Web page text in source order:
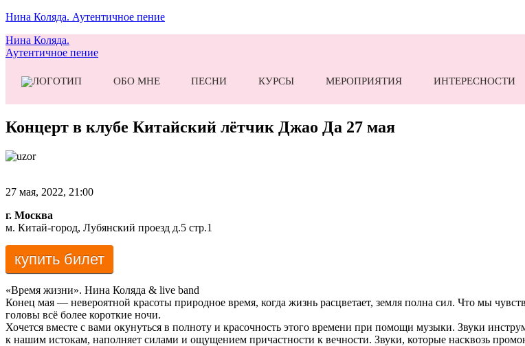
Нина Коляда. Аутентичное пение
Нина Коляда.
Аутентичное пение
ОБО МНЕ ПЕСНИ КУРСЫ МЕРОПРИЯТИЯ ИНТЕРЕСНОСТИ
Концерт в клубе Китайский лётчик Джао Да 27 мая
27 мая, 2022, 21:00
г. Москва
м. Китай-город, Лубянский проезд д.5 стр.1
купить билет
«Время жизни». Нина Коляда & live band
Конец мая — невероятной красоты природное время, когда жизнь расцветает, земля полна сил. Что мы
головы всё более короткие ночи.
Хочется вместе с вами окунуться в полноту и красочность этого времени при помощи музыки. Звуки
к нашим истокам, наполняет силами и ощущением причастности к вечности. Звуки, которые насквозь